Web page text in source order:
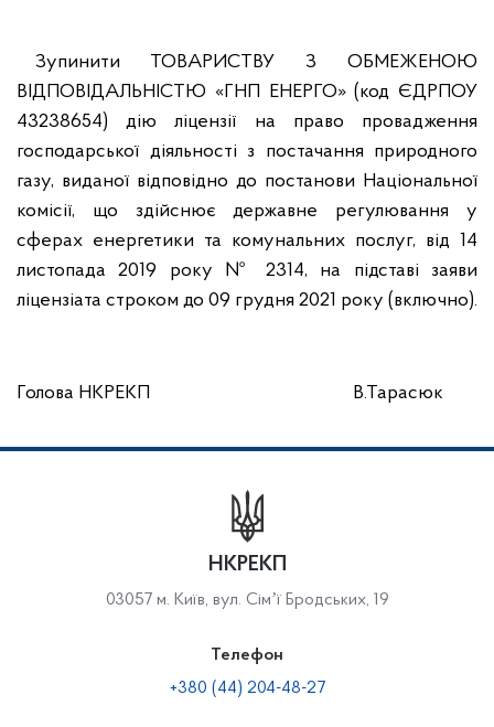
Зупинити ТОВАРИСТВУ З ОБМЕЖЕНОЮ
ВІДПОВІДАЛЬНІСТЮ «ГНП ЕНЕРГО» (код ЄДРПОУ
43238654) дію ліцензії на право провадження
господарської діяльності з постачання природного
газу, виданої відповідно до постанови Національної
комісії, що здійснює державне регулювання у
сферах енергетики та комунальних послуг, від 14
листопада 2019 року № 2314, на підставі заяви
ліцензіата строком до 09 грудня 2021 року (включно).
Голова НКРЕКП В.Тарасюк
НКРЕКП
03057 м. Київ, вул. Сімʼї Бродських, 19
Телефон
+380 (44) 204-48-27